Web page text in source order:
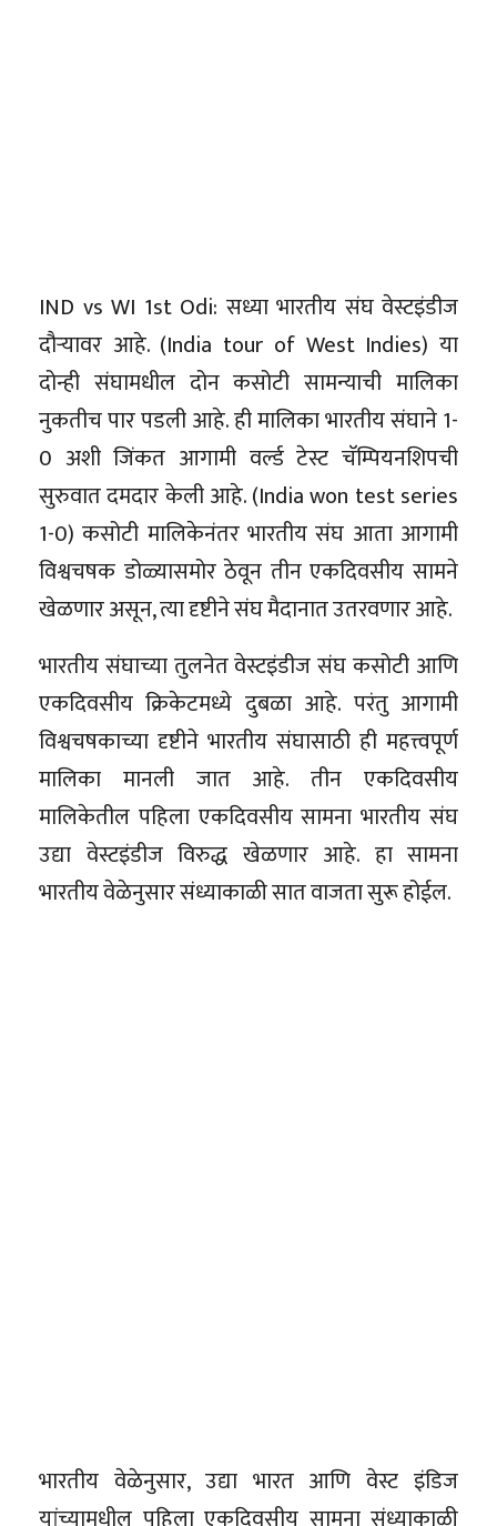
IND vs WI 1st Odi: सध्या भारतीय संघ वेस्टइंडीज
दौऱ्यावर आहे. (India tour of West Indies) या
दोन्ही संघामधील दोन कसोटी सामन्याची मालिका
नुकतीच पार पडली आहे. ही मालिका भारतीय संघाने 1-
0 अशी जिंकत आगामी वर्ल्ड टेस्ट चॅम्पियनशिपची
सुरुवात दमदार केली आहे. (India won test series
1-0) कसोटी मालिकेनंतर भारतीय संघ आता आगामी
विश्वचषक डोळ्यासमोर ठेवून तीन एकदिवसीय सामने
खेळणार असून, त्या दृष्टीने संघ मैदानात उतरवणार आहे.
भारतीय संघाच्या तुलनेत वेस्टइंडीज संघ कसोटी आणि
एकदिवसीय क्रिकेटमध्ये दुबळा आहे. परंतु आगामी
विश्वचषकाच्या दृष्टीने भारतीय संघासाठी ही महत्त्वपूर्ण
मालिका मानली जात आहे. तीन एकदिवसीय
मालिकेतील पहिला एकदिवसीय सामना भारतीय संघ
उद्या वेस्टइंडीज विरुद्ध खेळणार आहे. हा सामना
भारतीय वेळेनुसार संध्याकाळी सात वाजता सुरू होईल.
भारतीय वेळेनुसार, उद्या भारत आणि वेस्ट इंडिज